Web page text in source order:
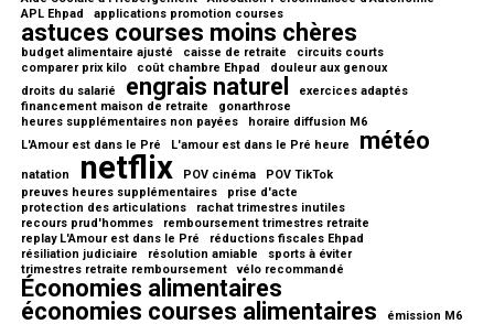
APL Ehpad
applications promotion courses
astuces courses moins chères
budget alimentaire ajusté caisse de retraite
circuits courts
comparer prix kilo
coût chambre Ehpad
douleur aux genoux
droits du salarié
engrais naturel
exercices adaptés
financement maison de retraite
gonarthrose
heures supplémentaires non payées
horaire diffusion M6
L'Amour est dans le Pré
L'amour est dans le Pré heure météo
natation netflix POV cinéma
POV TikTok
preuves heures supplémentaires
prise d'acte
protection des articulations
rachat trimestres inutiles
recours prud'hommes
remboursement trimestres retraite
replay L'Amour est dans le Pré
réductions fiscales Ehpad
résiliation judiciaire
résolution amiable
sports à éviter
trimestres retraite remboursement
vélo recommandé
Économies alimentaires
économies courses alimentaires
émission M6